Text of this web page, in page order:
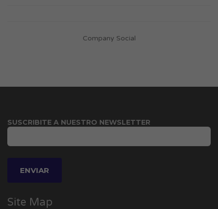
Company Social
SUSCRIBITE A NUESTRO NEWSLETTER
Site Map